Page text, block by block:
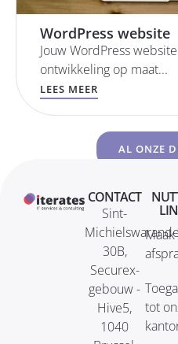
WordPress website
Jouw WordPress
ontwikkeling op maat...
LEES MEER
AL ONZE
CONTACT
Sint-
30B,
Securex-
gebouw -
Hive5,
1040
tot